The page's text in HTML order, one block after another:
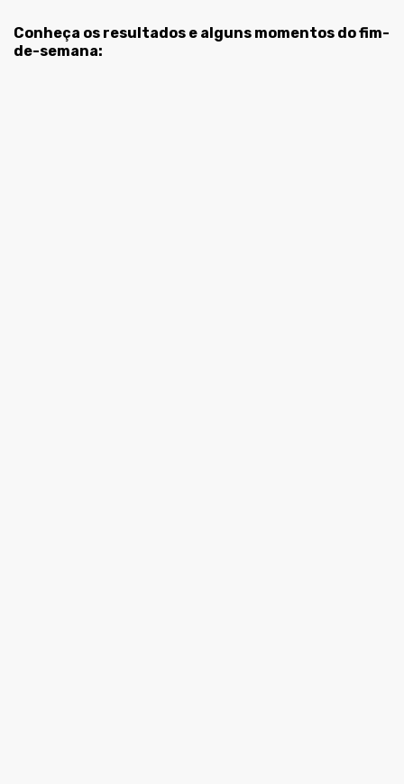
Conheça os resultados e alguns momentos do fim-
de-semana: